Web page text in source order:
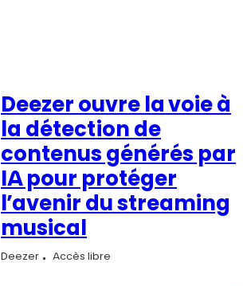
Deezer ouvre la voie à
la détection de
contenus générés par
IA pour protéger
l’avenir du streaming
musical
Deezer Accès libre